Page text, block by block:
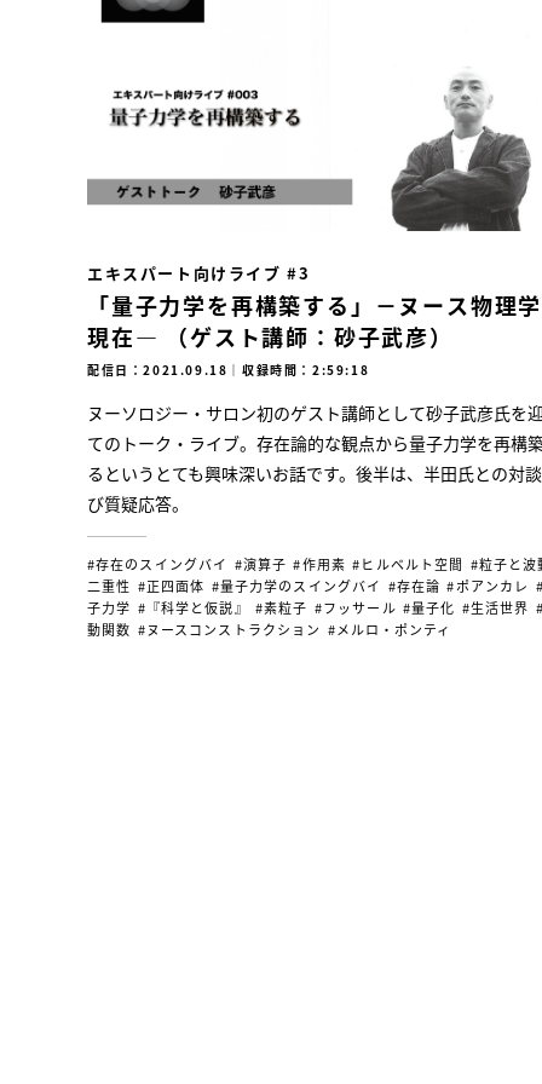
エキスパート向けライブ #3
「量子力学を再構築する」－ヌース物理
現在― （ゲスト講師：砂子武彦）
配信日：2021.09.18 ｜収録時間：2:59:18
ヌーソロジー・サロン初のゲスト講師として砂子武彦氏を
てのトーク・ライブ。存在論的な観点から量子力学を再構
るというとても興味深いお話です。後半は、半田氏との対
び質疑応答。
#存在のスイングバイ #演算子 #作用素 #ヒルベルト空間 #粒子と波
二重性 #正四面体 #量子力学のスイングバイ #存在論 #ポアンカレ
子力学 #『科学と仮説』 #素粒子 #フッサール #量子化 #生活世界
動関数 #ヌースコンストラクション #メルロ・ポンティ